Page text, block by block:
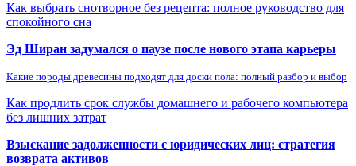
Как выбрать снотворное без рецепта: полное руководство для
спокойного сна
Эд Ширан задумался о паузе после нового этапа карьеры
Какие породы древесины подходят для доски пола: полный разбор и выбор
Как продлить срок службы домашнего и рабочего компьютера
без лишних затрат
Взыскание задолженности с юридических лиц: стратегия
возврата активов